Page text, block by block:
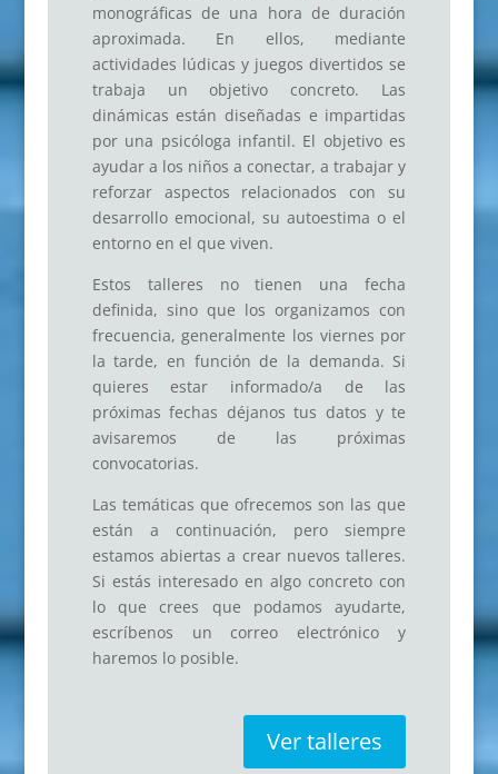
monográficas de una hora de duración
aproximada. En ellos, mediante
actividades lúdicas y juegos divertidos se
trabaja un objetivo concreto. Las
dinámicas están diseñadas e impartidas
por una psicóloga infantil. El objetivo es
ayudar a los niños a conectar, a trabajar y
reforzar aspectos relacionados con su
desarrollo emocional, su autoestima o el
entorno en el que viven.
Estos talleres no tienen una fecha
definida, sino que los organizamos con
frecuencia, generalmente los viernes por
la tarde, en función de la demanda. Si
quieres estar informado/a de las
próximas fechas déjanos tus datos y te
avisaremos de las próximas
convocatorias.
Las temáticas que ofrecemos son las que
están a continuación, pero siempre
estamos abiertas a crear nuevos talleres.
Si estás interesado en algo concreto con
lo que crees que podamos ayudarte,
escríbenos un correo electrónico y
haremos lo posible.
Ver talleres